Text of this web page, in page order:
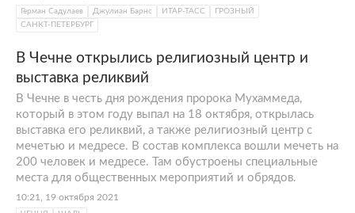
Герман Садулаев Джулиан Барнс ИТАР-ТАСС
ГРОЗНЫЙ
САНКТ-ПЕТЕРБУРГ
В Чечне открылись религиозный центр и
выставка реликвий
В Чечне в честь дня рождения пророка Мухаммеда,
который в этом году выпал на 18 октября, открылась
выставка его реликвий, а также религиозный центр с
мечетью и медресе. В состав комплекса вошли мечеть на
200 человек и медресе. Там обустроены специальные
места для общественных мероприятий и обрядов.
10:21, 19 октября 2021